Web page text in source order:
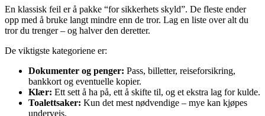
En klassisk feil er å pakke “for sikkerhets skyld”. De fleste ender
opp med å bruke langt mindre enn de tror. Lag en liste over alt du
tror du trenger – og halver den deretter.
De viktigste kategoriene er:
Dokumenter og penger: Pass, billetter, reiseforsikring,
bankkort og eventuelle kopier.
Klær: Ett sett å ha på, ett å skifte til, og et ekstra lag for kulde.
Toalettsaker: Kun det mest nødvendige – mye kan kjøpes
underveis.